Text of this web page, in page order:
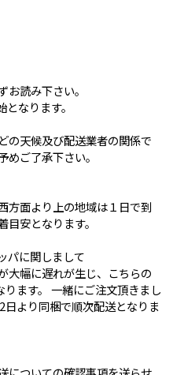
お読み下さい。
なります。
の天候及び配送業者の関係で
ご了承下さい。
方面より上の地域は１日で到
安となります。
パに関しまして
大幅に遅れが生じ、こちらの
ます。 一緒にご注文頂きまし
より同梱で順次配送となりま